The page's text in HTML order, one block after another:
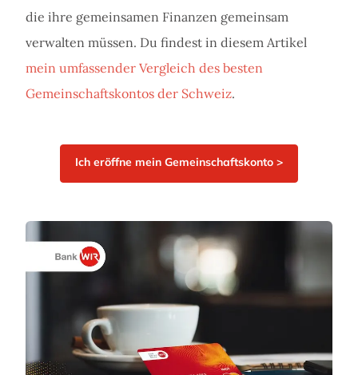
die ihre gemeinsamen Finanzen gemeinsam
verwalten müssen. Du findest in diesem Artikel
mein umfassender Vergleich des besten
Gemeinschaftskontos der Schweiz.
Ich eröffne mein Gemeinschaftskonto >